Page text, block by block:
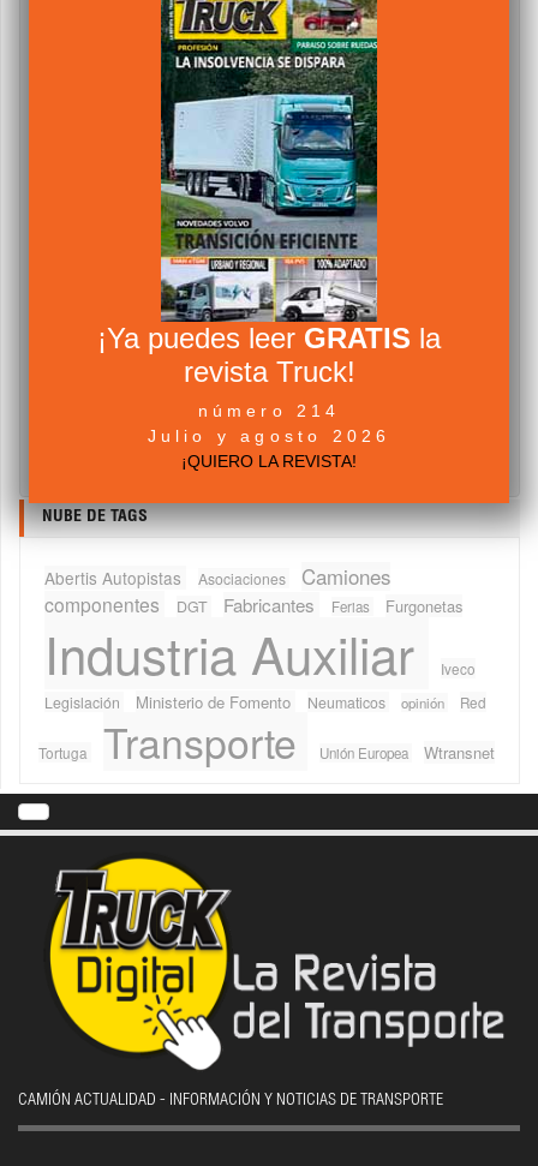
NUBE DE TAGS
Abertis Autopistas Asociaciones Camiones
componentes DGT Fabricantes Ferias Furgonetas
Industria Auxiliar
Iveco
Legislación
Ministerio de Fomento Neumaticos opinión Red
Tortuga Transporte Unión Europea Wtransnet
CAMIÓN ACTUALIDAD - INFORMACIÓN Y NOTICIAS DE TRANSPORTE
¡Ya puedes leer GRATIS la
revista Truck!
número 214
Julio y agosto 2026
¡QUIERO LA REVISTA!